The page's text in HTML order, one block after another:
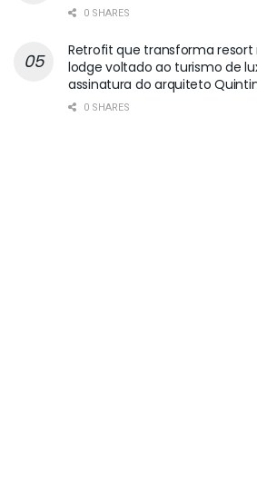
0 SHARES
Retrofit que transforma
lodge voltado ao turismo de
assinatura do arquiteto
0 SHARES